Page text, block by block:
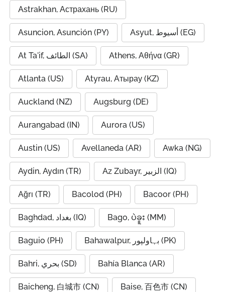
Astrakhan, Астрахань (RU)
Asuncion, Asunción (PY) Asyut, أسيوط (EG)
At Ta'if, الطائف (SA) Athens, Αθήνα (GR)
Atlanta (US) Atyrau, Атырау (KZ)
Auckland (NZ) Augsburg (DE)
Aurangabad (IN) Aurora (US)
Austin (US) Avellaneda (AR) Awka (NG)
Aydin, Aydın (TR) Az Zubayr, الزبير (IQ)
Ağrı (TR) Bacolod (PH) Bacoor (PH)
Baghdad, بغداد (IQ) Bago, ပဲခူး (MM)
Baguio (PH) Bahawalpur, بہاولپور (PK)
Bahri, بحري (SD) Bahía Blanca (AR)
Baicheng, 白城市 (CN) Baise, 百色市 (CN)